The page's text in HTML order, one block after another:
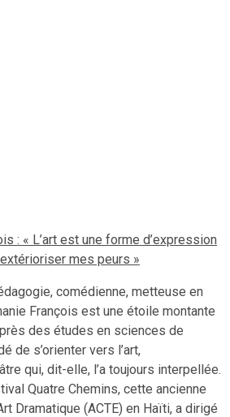
: « L’art est une forme d’expression
mes peurs »
comédienne, metteuse en
François est une étoile montante
des études en sciences de
de s’orienter vers l’art,
qui, dit-elle, l’a toujours interpellée.
Quatre Chemins, cette ancienne
Dramatique (ACTE) en Haïti, a dirigé